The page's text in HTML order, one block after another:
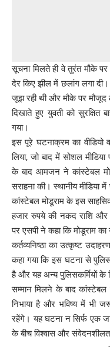
सूचना मिलते ही वे तुरंत मौके
देर किए झील में छलांग लगा दी।
जूझ रही थी और मौके पर
दिखाते हुए युवती को सुरक्षित
गया।
इस पूरे घटनाक्रम का वीडियो
लिया, जो बाद में सोशल
के बाद आमजन ने कांस्टेबल
सराहना की। स्थानीय मीडिया
कांस्टेबल मोडूराम के इस
हजार रुपये की नकद राशि और
पर एसपी ने कहा कि मोडूराम
कर्तव्यनिष्ठा का उत्कृष्ट
कहा गया कि इस घटना से
है और यह अन्य पुलिसकर्मियों के
सम्मान मिलने के बाद कांस्टेबल
निभाया है और भविष्य में भी
रहेंगे। यह घटना न सिर्फ एक
के बीच विश्वास और